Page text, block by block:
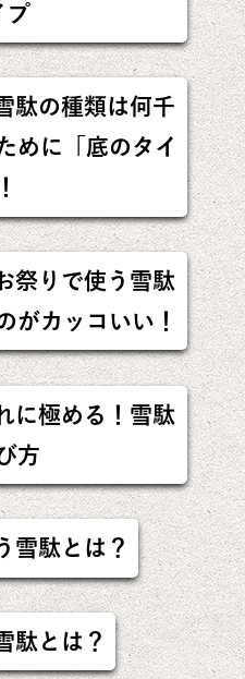
プ
駄の種類は何千
めに「底のタイ
祭りで使う雪駄
がカッコいい！
に極める！雪駄
方
雪駄とは？
駄とは？